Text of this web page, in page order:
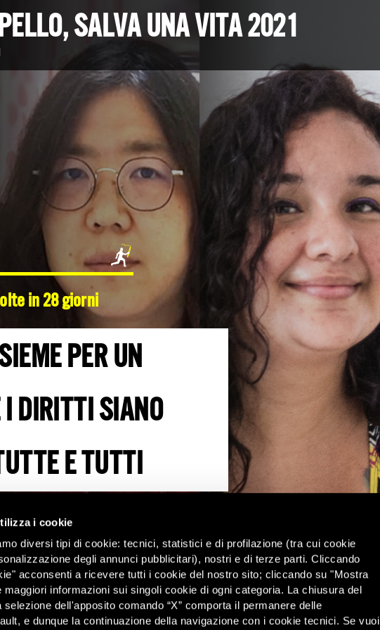
i cookie
diversi tipi di cookie: tecnici, statistici e di profilazione (tra cui cookie
degli annunci pubblicitari), nostri e di terze parti. Cliccando
acconsenti a ricevere tutti i cookie del nostro sito; cliccando su "Mostra
maggiori informazioni sui singoli cookie di ogni categoria. La chiusura del
selezione dell'apposito comando “X” comporta il permanere delle
e dunque la continuazione della navigazione con i cookie tecnici. Se vuoi
SALVA UNA VITA 2021
in 28 giorni
PER UN
I DIRITTI SIANO
E TUTTI
il mondo